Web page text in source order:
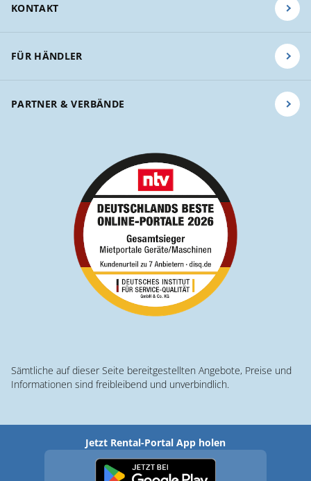
KONTAKT
FÜR HÄNDLER
PARTNER & VERBÄNDE
Sämtliche auf dieser Seite bereitgestellten Angebote, Preise und
Informationen sind freibleibend und unverbindlich.
Jetzt Rental-Portal App holen